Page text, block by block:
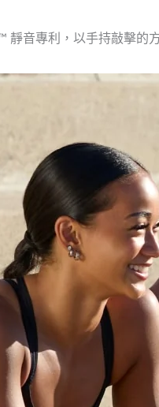
音專利，以手持敲擊的